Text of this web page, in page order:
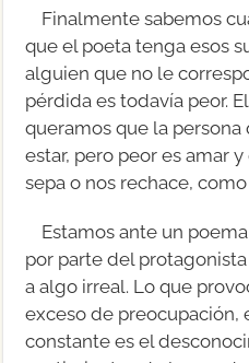
Finalmente sabemos
que el poeta tenga esos
alguien que no le
pérdida es todavía peor.
queramos que la
estar, pero peor es amar
sepa o nos rechace, como
Estamos ante un
por parte del
a algo irreal. Lo que
exceso de preocupación,
constante es el